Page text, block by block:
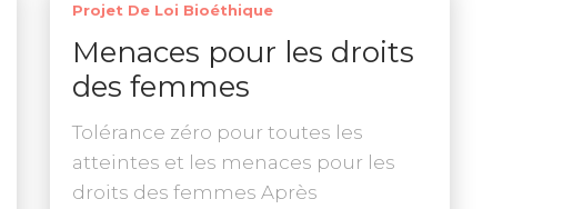
Projet De Loi Bioéthique
Menaces pour les droits
des femmes
Tolérance zéro pour toutes les
atteintes et les menaces pour les
droits des femmes Après